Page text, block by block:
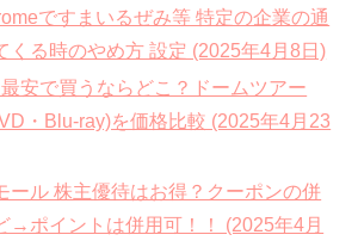
ですまいるぜみ等 特定の企業の通
くる時のやめ方 設定 (2025年4月8日)
最安で買うならどこ？ドームツアー
・Blu-ray)を価格比較 (2025年4月23
ール 株主優待はお得？クーポンの併
→ポイントは併用可！！ (2025年4月